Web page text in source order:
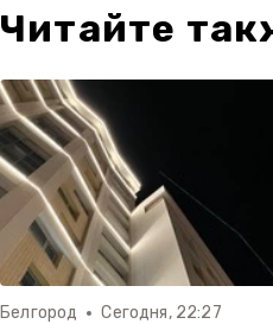
Читайте
Белгород Сегодня, 22:27